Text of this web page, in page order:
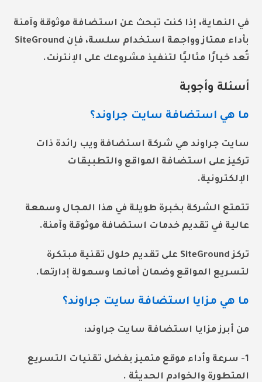
في النهاية، إذا كنت تبحث عن استضافة موثوقة وآمنة
بأداء ممتاز وواجهة استخدام سلسة، فإن SiteGround
تُعد خيارًا مثاليًا لتنفيذ مشروعك على الإنترنت.
أسئلة وأجوبة
ما هي استضافة سايت جراوند؟
سايت جراوند هي شركة استضافة ويب رائدة ذات
تركيز على استضافة المواقع والتطبيقات
الإلكترونية.
تتمتع الشركة بخبرة طويلة في هذا المجال وسمعة
عالية في تقديم خدمات استضافة موثوقة وآمنة.
تركز SiteGround على تقديم حلول تقنية مبتكرة
لتسريع المواقع وضمان أمانها وسهولة إدارتها.
ما هي مزايا استضافة سايت جراوند؟
من أبرز مزايا استضافة سايت جراوند:
1- سرعة وأداء موقع متميز بفضل تقنيات التسريع
المتطورة والخوادم الحديثة .